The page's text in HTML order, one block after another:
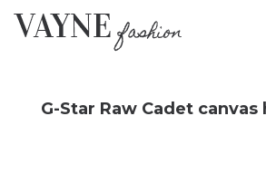
G-Star Raw Cadet